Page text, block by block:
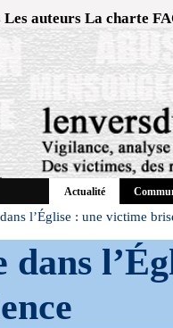
Les auteurs La charte
Actualité
l’Église : une victime
dans